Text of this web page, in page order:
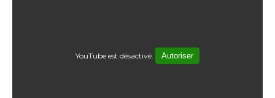
YouTube est désactivé. Autoriser